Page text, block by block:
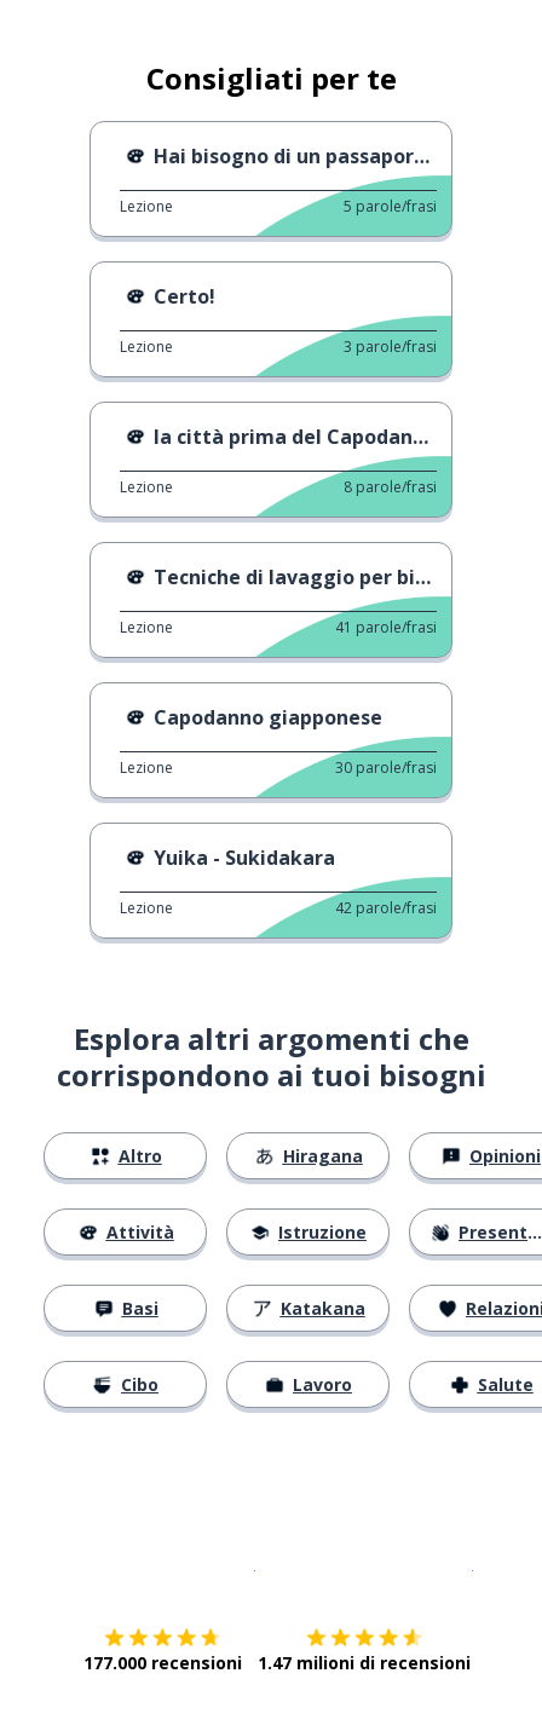
Consigliati per te
Hai bisogno di un passaporto?
Lezione 5 parole/frasi
Certo!
Lezione 3 parole/frasi
la città prima del Capodanno cinese
Lezione 8 parole/frasi
Tecniche di lavaggio per biciclette da corsa
Lezione 41 parole/frasi
Capodanno giapponese
Lezione 30 parole/frasi
Yuika - Sukidakara
Lezione 42 parole/frasi
Esplora altri argomenti che
corrispondono ai tuoi bisogni
Altro
Attività
Basi
Cibo
Hiragana
Istruzione
Katakana
Lavoro
Opinioni
Presentarsi
Salute
177.000 recensioni 1.47 milioni di recensioni